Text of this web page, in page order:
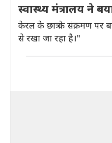
स्वास्थ्य मंत्रालय ने
केरल के छात्र के संक्रमण पर
से रखा जा रहा है।"